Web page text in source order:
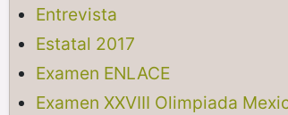
Entrevista
Estatal 2017
Examen ENLACE
Examen XXVIII Olimpiada